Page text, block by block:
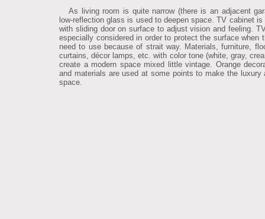
As living room is quite narrow (there is an adjacent
low-reflection glass is used to deepen space. TV cabinet is
with sliding door on surface to adjust vision and feeling.
especially considered in order to protect the surface when
need to use because of strait way. Materials, furniture,
curtains, décor lamps, etc. with color tone (white, gray,
create a modern space mixed little vintage. Orange
and materials are used at some points to make the luxury
space.